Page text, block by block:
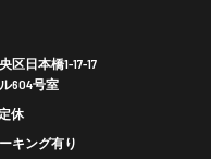
区日本橋1-17-17
604号室
休
キング有り